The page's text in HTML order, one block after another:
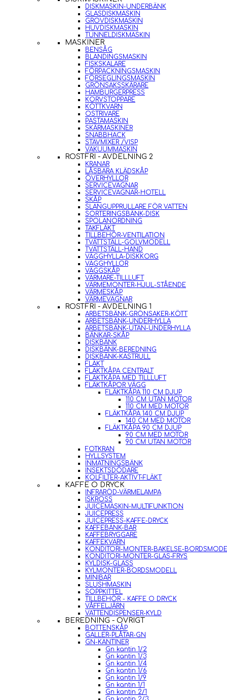
DISKMASKIN-UNDERBÄNK
GLASDISKMASKIN
GROVDISKMASKIN
HUVDISKMASKIN
TUNNELDISKMASKIN
MASKINER
BENSÅG
BLANDINGSMASKIN
FISKSKALARE
FÖRPACKNINGSMASKIN
FÖRSEGLINGSMASKIN
GRÖNSAKSSKÄRARE
HAMBURGERPRESS
KORVSTOPPARE
KÖTTKVARN
OSTRIVARE
PASTAMASKIN
SKÄRMASKINER
SNABBHACK
STAVMIXER /VISP
VAKUUMMASKIN
ROSTFRI - AVDELNING 2
KRANAR
LÅSBARA KLÄDSKÅP
ÖVERHYLLOR
SERVICEVAGNAR
SERVICEVAGNAR-HOTELL
SKÅP
SLANGUPPRULLARE FÖR VATTEN
SORTERINGSBÄNK-DISK
SPOLANORDNING
TAKFLÄKT
TILLBEHÖR-VENTILATION
TVÄTTSTÄLL-GOLVMODELL
TVÄTTSTÄLL-HAND
VÄGGHYLLA-DISKKORG
VÄGGHYLLOR
VÄGGSKÅP
VÄRMARE-TILLLUFT
VÄRMEMONTER-HJUL-STÅENDE
VÄRMESKÅP
VÄRMEVAGNAR
ROSTFRI - AVDELNING 1
ARBETSBÄNK-GRÖNSAKER-KÖTT
ARBETSBÄNK-UNDERHYLLA
ARBETSBÄNK-UTAN-UNDERHYLLA
BÄNKAR-SKÅP
DISKBÄNK
DISKBÄNK-BEREDNING
DISKBÄNK-KASTRULL
FLÄKT
FLÄKTKÅPA CENTRALT
FLÄKTKÅPA MED TILLLUFT
FLÄKTKÅPOR VÄGG
FLÄKTKÅPA 110 CM DJUP
110 CM UTAN MOTOR
110 CM MED MOTOR
FLÄKTKÅPA 140 CM DJUP
140 CM MED MOTOR
FLÄKTKÅPA 90 CM DJUP
90 CM MED MOTOR
90 CM UTAN MOTOR
FOTKRAN
HYLLSYSTEM
INMATNINGSBÄNK
INSEKTSDÖDARE
KOLFILTER-AKTIVT-FLÄKT
KAFFE O DRYCK
INFRARÖD-VÄRMELAMPA
ISKROSS
JUICEMASKIN-MULTIFUNKTION
JUICEPRESS
JUICEPRESS-KAFFE-DRYCK
KAFFEBÄNK-BAR
KAFFEBRYGGARE
KAFFEKVARN
KONDITORI-MONTER-BAKELSE-
KONDITORI-MONTER-GLAS-FRYS
KYLDISK-GLASS
KYLMONTER-BORDSMODELL
MINIBAR
SLUSHMASKIN
SOPPKITTEL
TILLBEHÖR - KAFFE O DRYCK
VÅFFELJÄRN
VATTENDISPENSER-KYLD
BEREDNING - ÖVRIGT
BOTTENSKÅP
GALLER-PLÅTAR-GN
GN-KANTINER
Gn kantin 1/2
Gn kantin 1/3
Gn kantin 1/4
Gn kantin 1/6
Gn kantin 1/9
Gn kantin 1/1
Gn kantin 2/1